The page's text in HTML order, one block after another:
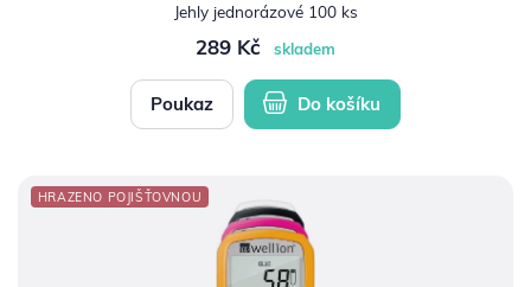
Jehly jednorázové 100 ks
289 Kč skladem
Poukaz Do košíku
HRAZENO POJIŠŤOVNOU